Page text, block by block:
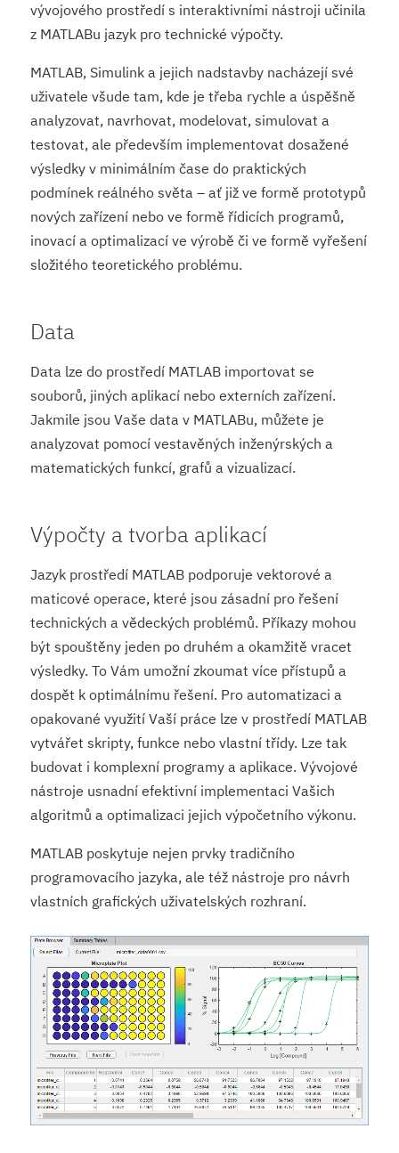
vývojového prostředí s interaktivními nástroji učinila
z MATLABu jazyk pro technické výpočty.
MATLAB, Simulink a jejich nadstavby nacházejí své
uživatele všude tam, kde je třeba rychle a úspěšně
analyzovat, navrhovat, modelovat, simulovat a
testovat, ale především implementovat dosažené
výsledky v minimálním čase do praktických
podmínek reálného světa – ať již ve formě prototypů
nových zařízení nebo ve formě řídicích programů,
inovací a optimalizací ve výrobě či ve formě vyřešení
složitého teoretického problému.
Data
Data lze do prostředí MATLAB importovat se
souborů, jiných aplikací nebo externích zařízení.
Jakmile jsou Vaše data v MATLABu, můžete je
analyzovat pomocí vestavěných inženýrských a
matematických funkcí, grafů a vizualizací.
Výpočty a tvorba aplikací
Jazyk prostředí MATLAB podporuje vektorové a
maticové operace, které jsou zásadní pro řešení
technických a vědeckých problémů. Příkazy mohou
být spouštěny jeden po druhém a okamžitě vracet
výsledky. To Vám umožní zkoumat více přístupů a
dospět k optimálnímu řešení. Pro automatizaci a
opakované využití Vaší práce lze v prostředí MATLAB
vytvářet skripty, funkce nebo vlastní třídy. Lze tak
budovat i komplexní programy a aplikace. Vývojové
nástroje usnadní efektivní implementaci Vašich
algoritmů a optimalizaci jejich výpočetního výkonu.
MATLAB poskytuje nejen prvky tradičního
programovacího jazyka, ale též nástroje pro návrh
vlastních grafických uživatelských rozhraní.